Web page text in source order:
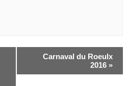
Carnaval du Roeulx
2016 »